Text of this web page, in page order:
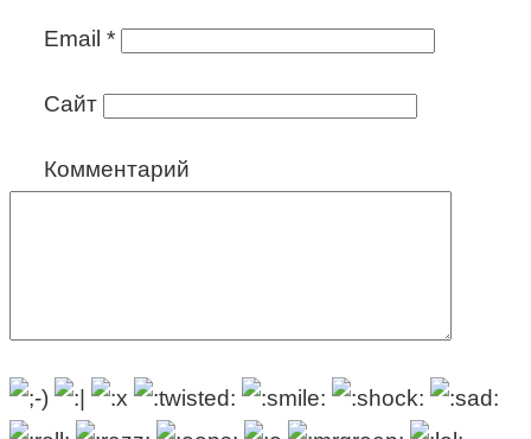
Email *
Сайт
Комментарий